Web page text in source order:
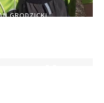
GRODZICKI
w